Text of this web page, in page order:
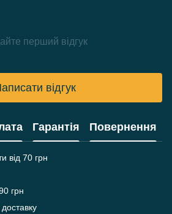
перший відгук
відгук
Гарантія Повернення
від 70 грн
грн